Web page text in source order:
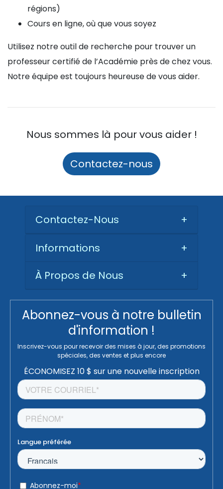
régions)
Cours en ligne, où que vous soyez
Utilisez notre outil de recherche pour trouver un
professeur certifié de l’Académie près de chez vous.
Notre équipe est toujours heureuse de vous aider.
Nous sommes là pour vous aider !
Contactez-nous
Contactez-Nous +
Informations
+
À Propos de Nous
+
Abonnez-vous à notre bulletin
d'information !
Inscrivez-vous pour recevoir des mises à jour, des promotions
spéciales, des ventes et plus encore